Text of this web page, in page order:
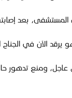
المستشفى، بعد
يرقد الآن في
ومنع تدهور